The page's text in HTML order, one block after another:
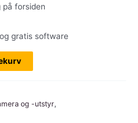
på forsiden
gratis software
og -utstyr,